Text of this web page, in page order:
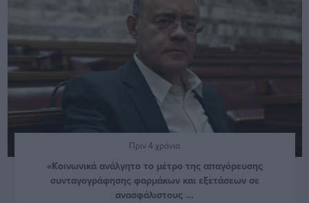
Πριν 4 χρόνια
«Κοινωνικά ανάλγητο το μέτρο της απαγόρευσης
συνταγογράφησης φαρμάκων και εξετάσεων σε
ανασφάλιστους ...